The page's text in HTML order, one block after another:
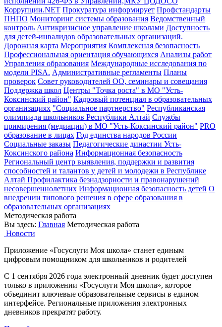
Коррупции.NET Прокуратура информирует Профстандарты
ПНПО Мониторинг системы образования Ведомственный
контроль Антикризисное управление школами Доступность
для детей-инвалидов образовательных организаций.
Дорожная карта Мероприятия Комплексная безопасность
Профессиональная ориентация обучающихся Анализы работ
Управления образования Международные исследования по
модели PISA. Административные регламенты Планы
проверок Совет руководителей ОО, семинары и совещания
Поддержка школ Центры "Точка роста" в МО "Усть-
Коксинский район" Кадровый потенциал в образовательных
организациях "Социальное партнерство" Республиканская
олимпиада школьников Республики Алтай Службы
примирения (медиации) в МО "Усть-Коксинский район" PRO
образование в лицах Год единства народов России
Социальные заказы Педагогические династии Усть-
Коксинского района Информационная безопасность
Региональный центр выявления, поддержки и развития
способностей и талантов у детей и молодежи в Республике
Алтай Профилактика безнадзорности и правонарушений
несовершеннолетних Информационная безопасность детей О
внедрении типового решения в сфере образования в
образовательных организациях
Методическая работа
Вы здесь: Главная Методическая работа
Новости
Приложение «Госуслуги Моя школа» станет единым
цифровым помощником для школьников и родителей
С 1 сентября 2026 года электронный дневник будет доступен
только в приложении «Госуслуги Моя школа», которое
объединит ключевые образовательные сервисы в едином
интерфейсе. Региональные приложения электронных
дневников прекратят работу.